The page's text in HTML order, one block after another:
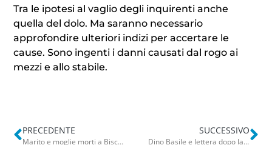
Tra le ipotesi al vaglio degli inquirenti anche
quella del dolo. Ma saranno necessario
approfondire ulteriori indizi per accertare le
cause. Sono ingenti i danni causati dal rogo ai
mezzi e allo stabile.
PRECEDENTE
Marito e moglie morti a Bisceglie, il nipote di Patrizia: “Uccisa da chi non la voleva libera”. Attesa per l’autopsia
SUCCESSIVO
Dino Basile e lettera dopo la morte del figlio: “Ai genitori dico di abbracciare i vostri ragazzi. E voi siate prudenti”